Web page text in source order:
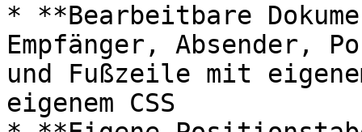
* **Bearbeitbare
Empfänger, Absender,
und Fußzeile mit
eigenem CSS